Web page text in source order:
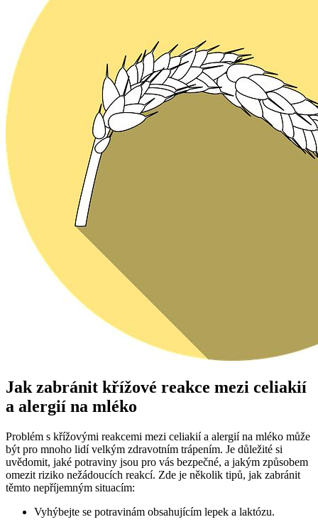
Jak zabránit křížové reakce mezi celiakií
a alergií na mléko
Problém s křížovými reakcemi mezi celiakií a alergií na mléko může
být pro mnoho lidí velkým zdravotním trápením. Je důležité si
uvědomit, jaké potraviny jsou pro vás bezpečné, a jakým způsobem
omezit riziko nežádoucích reakcí. Zde je několik tipů, jak zabránit
těmto nepříjemným situacím:
Vyhýbejte se potravinám obsahujícím lepek a laktózu.